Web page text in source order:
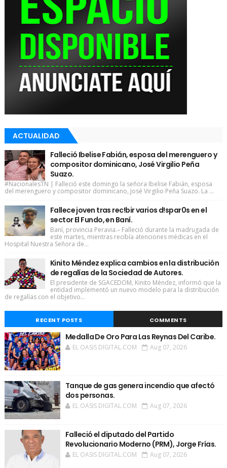
ACTUALIDAD
Falleció Ibelise Fabián, esposa del merenguero y
compositor dominicano, José Virgilio Peña
Suazo.
#NacionalesTN | Falleció este domingo la señora Ibelise Fabián, esposa
del merenguero y compositor dominicano, José Virgilio Peña Suazo. La ...
Fallece joven tras rec!bir varios d!spar0s en el
sector El Fundo, en Baní.
Baní, provincia Peravia.– Falleció durante la madrugada de
este martes, mientras recibía atenciones médicas en el
Hospital Nuestra Señora de...
Kinito Méndez explica cambios en la distribución
de regalías de la Sociedad de Autores.
El presidente de SGACEDOM, Kinito Méndez, informó que la
entidad implementó un nuevo modelo para la distribución
de regalías con el objetivo...
RECENT POSTS COMMENTS
Medalla De Oro Para Las Reynas Del Caribe.
EL OASIS DIGITAL.COM Aug 07, 2026
Tanque de gas genera incendio que afectó
dos personas.
EL OASIS DIGITAL.COM Aug 07, 2026
Falleció el diputado del Partido
Revolucionario Moderno (PRM), Jorge Frías.
EL OASIS DIGITAL.COM Aug 07, 2026